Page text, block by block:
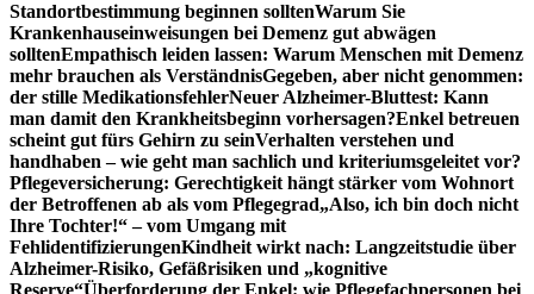
Standortbestimmung beginnen solltenWarum Sie
Krankenhauseinweisungen bei Demenz gut abwägen
solltenEmpathisch leiden lassen: Warum Menschen mit Demenz
mehr brauchen als VerständnisGegeben, aber nicht genommen:
der stille MedikationsfehlerNeuer Alzheimer-Bluttest: Kann
man damit den Krankheitsbeginn vorhersagen?Enkel betreuen
scheint gut fürs Gehirn zu seinVerhalten verstehen und
handhaben – wie geht man sachlich und kriteriumsgeleitet vor?
Pflegeversicherung: Gerechtigkeit hängt stärker vom Wohnort
der Betroffenen ab als vom Pflegegrad„Also, ich bin doch nicht
Ihre Tochter!“ – vom Umgang mit
FehlidentifizierungenKindheit wirkt nach: Langzeitstudie über
Alzheimer-Risiko, Gefäßrisiken und „kognitive